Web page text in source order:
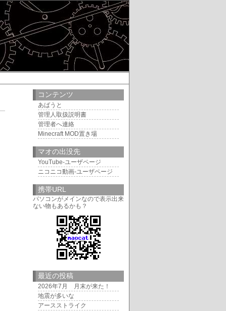
コンテンツ
あばうと
管理人取扱説明書
管理者へ連絡
Minecraft MOD置き場
マオの出没先
YouTube-ユーザページ
ニコニコ動画-ユーザページ
携帯URL
パソコンがメインなので表示出来
ない物もあるかも？
最近の投稿
2026年7月 月末が来た！
地震が多いな
アースストライク